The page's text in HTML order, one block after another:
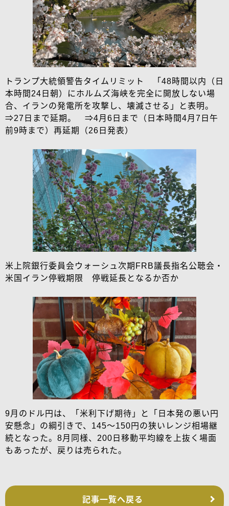
トランプ大統領警告タイムリミット 「48時間以内（日
本時間24日朝）にホルムズ海峡を完全に開放しない場
合、イランの発電所を攻撃し、壊滅させる」と表明。
⇒27日まで延期。 ⇒4月6日まで（日本時間4月7日午
前9時まで）再延期（26日発表）
米上院銀行委員会ウォーシュ次期FRB議長指名公聴会・
米国イラン停戦期限 停戦延長となるか否か
9月のドル円は、「米利下げ期待」と「日本発の悪い円
安懸念」の綱引きで、145～150円の狭いレンジ相場継
続となった。8月同様、200日移動平均線を上抜く場面
もあったが、戻りは売られた。
記事一覧へ戻る